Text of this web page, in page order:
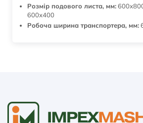
Розмір подового листа, мм:
600х400
Робоча ширина транспортера, мм: